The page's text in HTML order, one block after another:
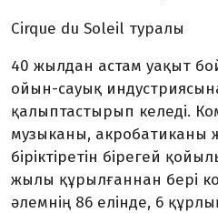
Cirque du Soleil туралы
40 жылдан астам уақыт
ойын-сауық
қалыптастырып келеді.
музыканы, акробатиканы
біріктіретін бірегей
жылы құрылғаннан бері
әлемнің 86 елінде, 6